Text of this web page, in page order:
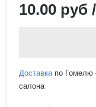
10.00 руб
Доставкапо Гомелю
салона